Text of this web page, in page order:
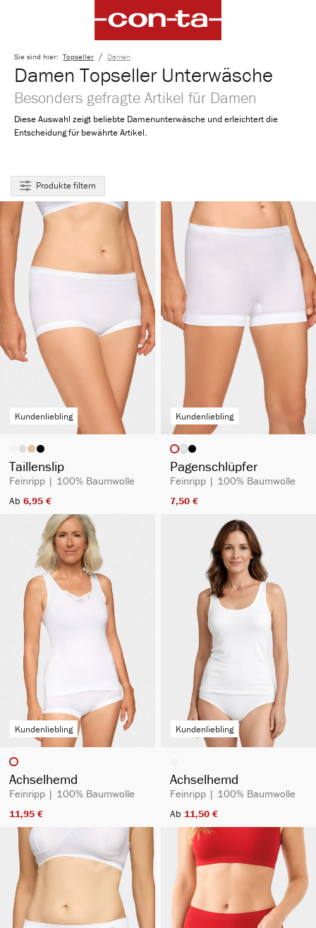
Sie sind hier: Topseller / Damen
Damen Topseller Unterwäsche
Besonders gefragte Artikel für Damen
Diese Auswahl zeigt beliebte Damenunterwäsche und erleichtert die
Entscheidung für bewährte Artikel.
Produkte filtern
Kundenliebling
Artikelfarbe
Taillenslip
Feinripp | 100% Baumwolle
Ab 6,95 €​
Kundenliebling
Artikelfarbe
(Diese Option ist zurzeit nicht
Pagenschlüpfer
Feinripp | 100% Baumwolle
7,50 €​
Kundenliebling
Artikelfarbe
Achselhemd
Feinripp | 100% Baumwolle
11,95 €​
Kundenliebling
Achselhemd
Feinripp | 100% Baumwolle
Ab 11,50 €​